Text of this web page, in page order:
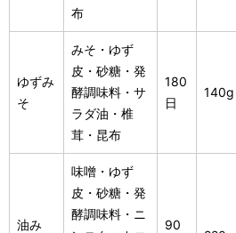
布
ゆずみ
そ
みそ・ゆず
皮・砂糖・発
酵調味料・サ
ラダ油・椎
茸・昆布
180
日
140g
油み
味噌・ゆず
皮・砂糖・発
酵調味料・ニ
90